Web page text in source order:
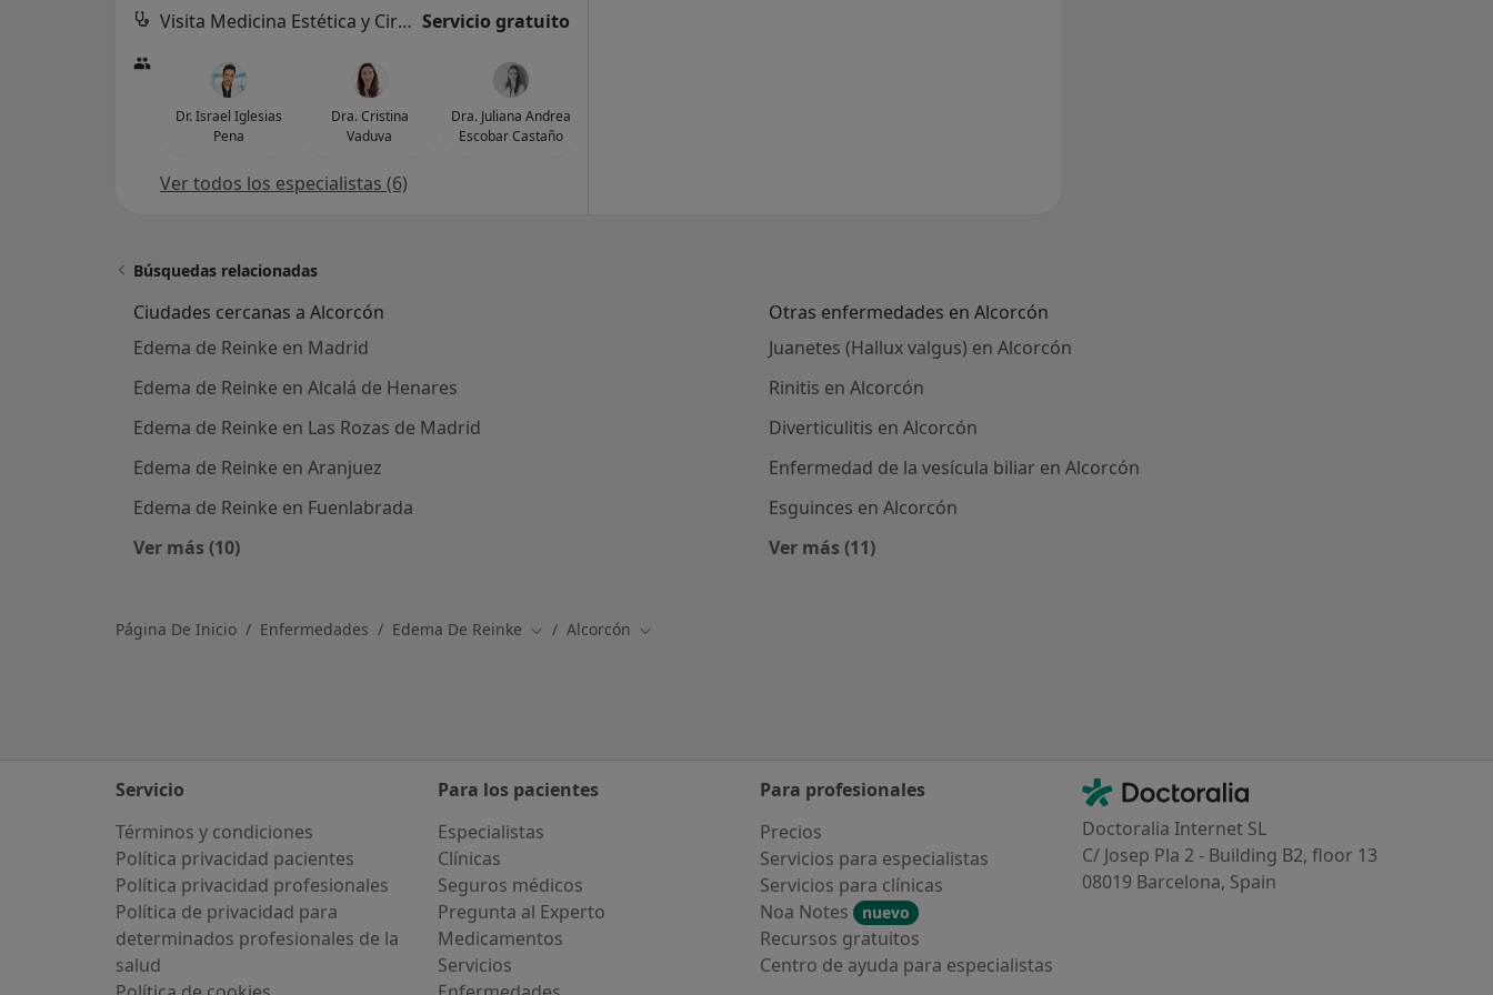
Visita Medicina Estética y Cirugía Cosmética Servicio gratuito
Dr. Israel Iglesias
Pena
Dra. Cristina
Vaduva
Dra. Juliana Andrea
Escobar Castaño
Ver todos los especialistas (6)
Búsquedas relacionadas
Ciudades cercanas a Alcorcón
Edema de Reinke en Madrid
Edema de Reinke en Alcalá de Henares
Edema de Reinke en Las Rozas de Madrid
Edema de Reinke en Aranjuez
Edema de Reinke en Fuenlabrada
Ver más (10)
Otras enfermedades en Alcorcón
Juanetes (Hallux valgus) en Alcorcón
Rinitis en Alcorcón
Diverticulitis en Alcorcón
Enfermedad de la vesícula biliar en Alcorcón
Esguinces en Alcorcón
Ver más (11)
Página De Inicio Enfermedades Edema De Reinke Cambiar de ciudad
Alcorcón Cambiar de ciudad
Servicio
Términos y condiciones
Política privacidad pacientes
Política privacidad profesionales
Política de privacidad para
determinados profesionales de la
salud
Para los pacientes
Especialistas
Clínicas
Seguros médicos
Pregunta al Experto
Medicamentos
Servicios
Para profesionales
Precios
Servicios para especialistas
Servicios para clínicas
Noa Notes
nuevo
Recursos gratuitos
Centro de ayuda para especialistas
Contacto
Doctoralia - Página de inicio
Doctoralia Internet SL
C/ Josep Pla 2 - Building B2, floor 13
08019 Barcelona, Spain